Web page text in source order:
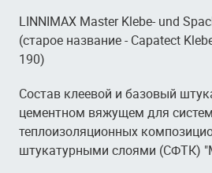
LINNIMAX Master Klebe- und
(старое название - Capatect
190)
Состав клеевой и базовый
цементном вяжущем для
теплоизоляционных
штукатурными слоями (СФТК)